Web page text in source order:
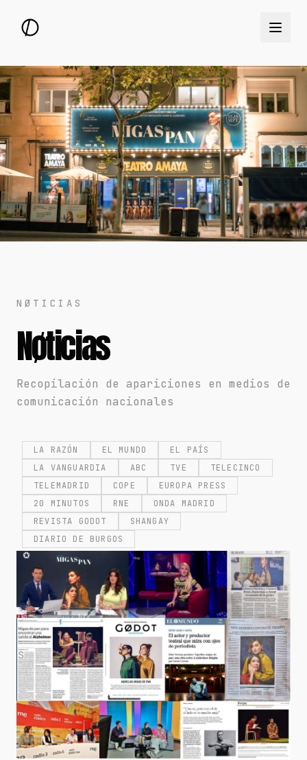
NØTICIAS
Nøticias
Recopilación de apariciones en medios de
comunicación nacionales
LA RAZÓN EL MUNDO
EL PAÍS
LA VANGUARDIA
ABC TVE
TELECINCO
TELEMADRID
COPE
EUROPA PRESS
20 MINUTOS
RNE
ONDA MADRID
REVISTA GODOT
SHANGAY
DIARIO DE BURGOS